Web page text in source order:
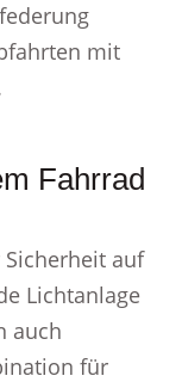
mit
Fahrrad
auf
Lichtanlage
auch
für